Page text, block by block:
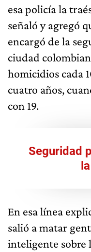
esa policía la
señaló y agregó
encargó de la
ciudad
homicidios cada
cuatro años,
con 19.
Seguridad
En esa línea
salió a matar
inteligente sobre